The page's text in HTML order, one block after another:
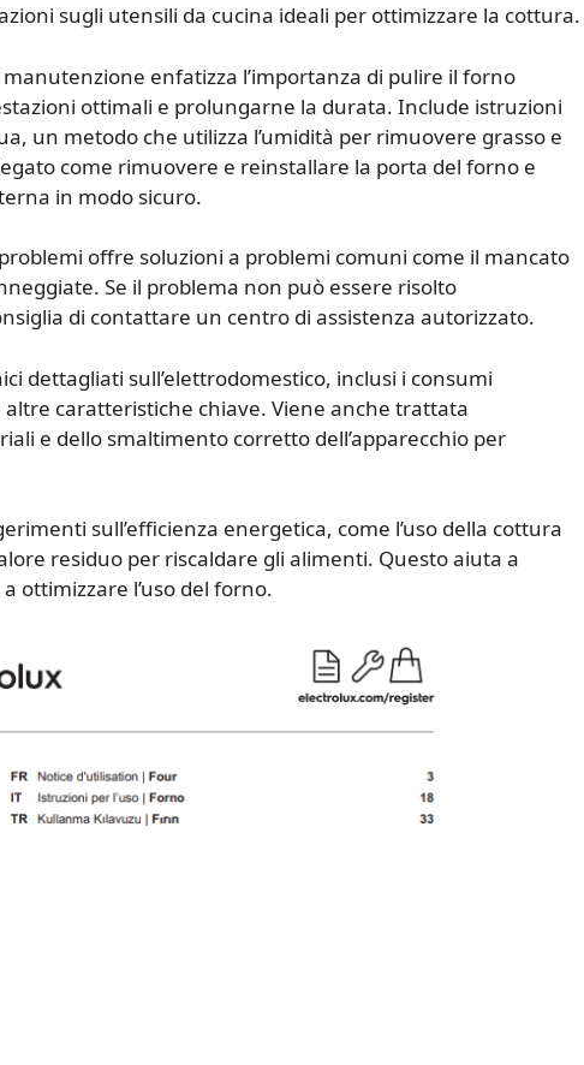
sugli utensili da cucina ideali per ottimizzare la cottura.
enfatizza l’importanza di pulire il forno
ottimali e prolungarne la durata. Include istruzioni
un metodo che utilizza l’umidità per rimuovere grasso e
come rimuovere e reinstallare la porta del forno e
in modo sicuro.
offre soluzioni a problemi comuni come il mancato
Se il problema non può essere risolto
di contattare un centro di assistenza autorizzato.
dettagliati sull’elettrodomestico, inclusi i consumi
caratteristiche chiave. Viene anche trattata
e dello smaltimento corretto dell’apparecchio per
sull’efficienza energetica, come l’uso della cottura
residuo per riscaldare gli alimenti. Questo aiuta a
ottimizzare l’uso del forno.